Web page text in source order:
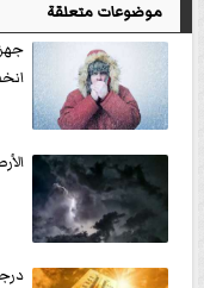
موضوعات متعلقة